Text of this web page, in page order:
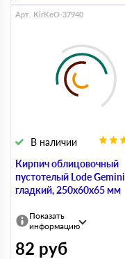
Кирпич облицовочный
пустотелый Lode Gemini
гладкий, 250х60х65 мм
В наличии
Арт. KirKeO-37940
Показать
информацию
82 руб